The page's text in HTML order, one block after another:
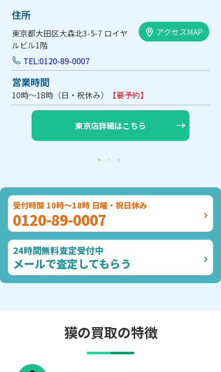
住所
東京都大田区大森北3-5-7 ロイヤ
ルビル1階
アクセスMAP
TEL:0120-89-0007
営業時間
10時～18時（日・祝休み） 【要予約】
東京店詳細はこちら
受付時間 10時～18時 日曜・祝日休み
0120-89-0007
24時間無料査定受付中
メールで査定してもらう
獏の買取の特徴